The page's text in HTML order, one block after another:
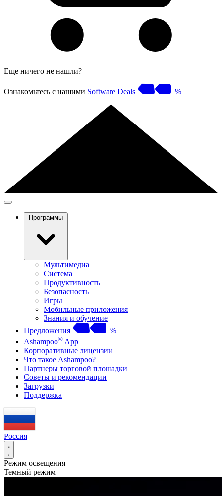
Еще ничего не нашли?
Ознакомьтесь с нашими Software Deals %
Программы
Мультимедиа
Система
Продуктивность
Безопасность
Игры
Мобильные приложения
Знания и обучение
Предложения
%
Ashampoo® App
Корпоративные лицензии
Что такое Ashampoo?
Партнеры торговой площадки
Советы и рекомендации
Загрузки
Поддержка
Россия
Режим освещения
Темный режим